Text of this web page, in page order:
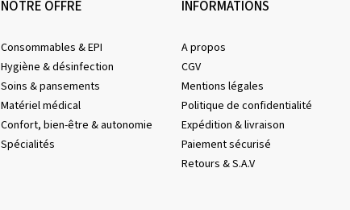
NOTRE OFFRE
Consommables & EPI
Hygiène & désinfection
Soins & pansements
Matériel médical
Confort, bien-être & autonomie
Spécialités
INFORMATIONS
A propos
CGV
Mentions légales
Politique de confidentialité
Expédition & livraison
Paiement sécurisé
Retours & S.A.V